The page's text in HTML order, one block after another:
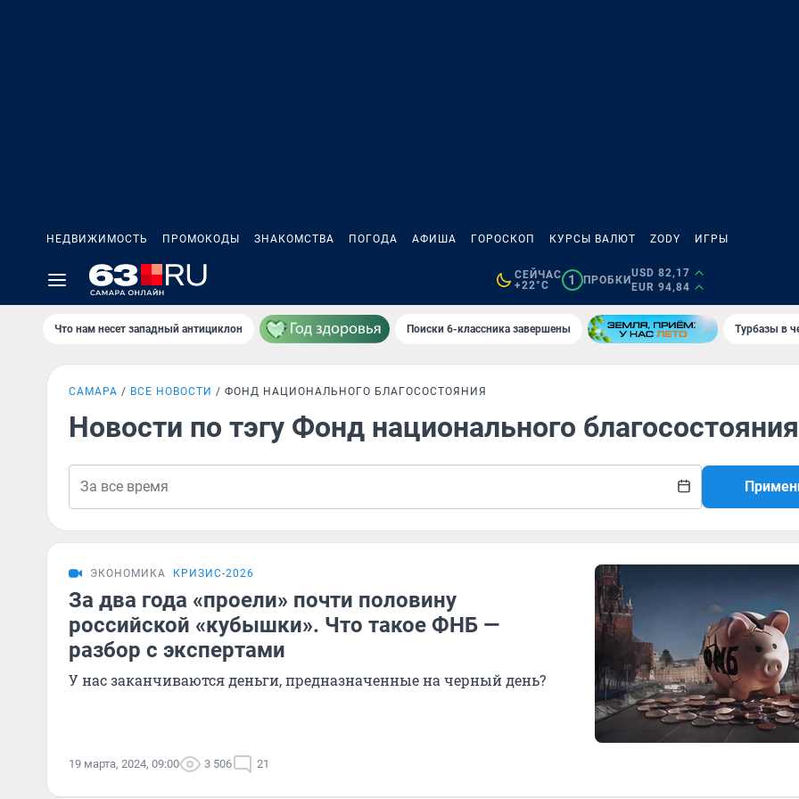
НЕДВИЖИМОСТЬ ПРОМОКОДЫ ЗНАКОМСТВА ПОГОДА АФИША ГОРОСКОП КУРСЫ ВАЛЮТ ZODY ИГРЫ
СЕЙЧАС
+22°C
1 ПРОБКИ
USD 82,17
EUR 94,84
Что нам несет западный антициклон Поиски 6-классника завершены Турбазы в
САМАРА ВСЕ НОВОСТИ ФОНД НАЦИОНАЛЬНОГО БЛАГОСОСТОЯНИЯ
Новости по тэгу Фонд национального благосостояния
ЭКОНОМИКА КРИЗИС-2026
За два года «проели» почти половину
российской «кубышки». Что такое ФНБ —
разбор с экспертами
У нас заканчиваются деньги, предназначенные на черный день?
19 марта, 2024, 09:00 3 506 21